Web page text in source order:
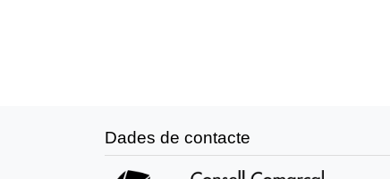
Dades de contacte